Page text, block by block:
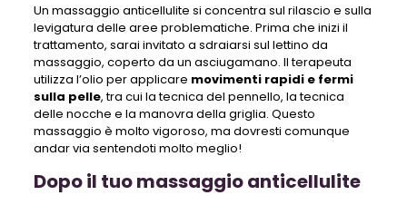
Un massaggio anticellulite si concentra sul rilascio e sulla
levigatura delle aree problematiche. Prima che inizi il
trattamento, sarai invitato a sdraiarsi sul lettino da
massaggio, coperto da un asciugamano. Il terapeuta
utilizza l’olio per applicare movimenti rapidi e fermi
sulla pelle, tra cui la tecnica del pennello, la tecnica
delle nocche e la manovra della griglia. Questo
massaggio è molto vigoroso, ma dovresti comunque
andar via sentendoti molto meglio!
Dopo il tuo massaggio anticellulite